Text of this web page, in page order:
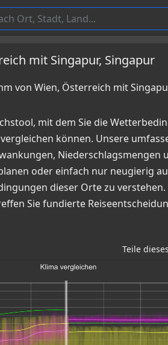
mit Singapur, Singapur
von Wien, Österreich mit
mit dem Sie die
können. Unsere
Niederschlagsmengen
oder einfach nur neugierig
dieser Orte zu verstehen.
Sie fundierte
Teile